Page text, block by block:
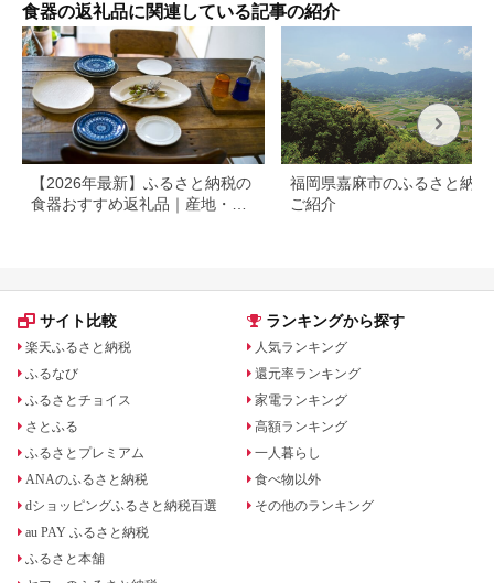
食器の返礼品に関連している記事の紹介
【2026年最新】ふるさと納税の
食器おすすめ返礼品｜産地・寄
福岡県嘉麻市のふるさと納税
ご紹介
サイト比較
楽天ふるさと納税
ふるなび
ふるさとチョイス
さとふる
ふるさとプレミアム
ANAのふるさと納税
dショッピングふるさと納税百選
au PAY ふるさと納税
ふるさと本舗
ランキングから探す
人気ランキング
還元率ランキング
家電ランキング
高額ランキング
一人暮らし
食べ物以外
その他のランキング